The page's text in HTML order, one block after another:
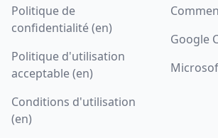
Politique de
confidentialité (en)
Politique d'utilisation
acceptable (en)
Conditions d'utilisation
(en)
Google